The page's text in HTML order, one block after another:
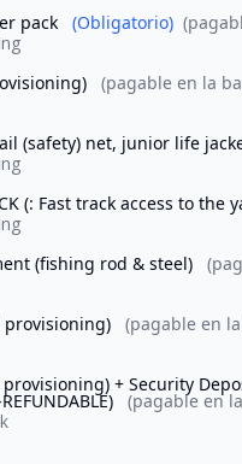
pack
(Obligatorio)
(pagable en la
(safety) net, junior life
(: Fast track access to the
(fishing rod & steel)
provisioning)
(pagable en
+ Security
(pagable en